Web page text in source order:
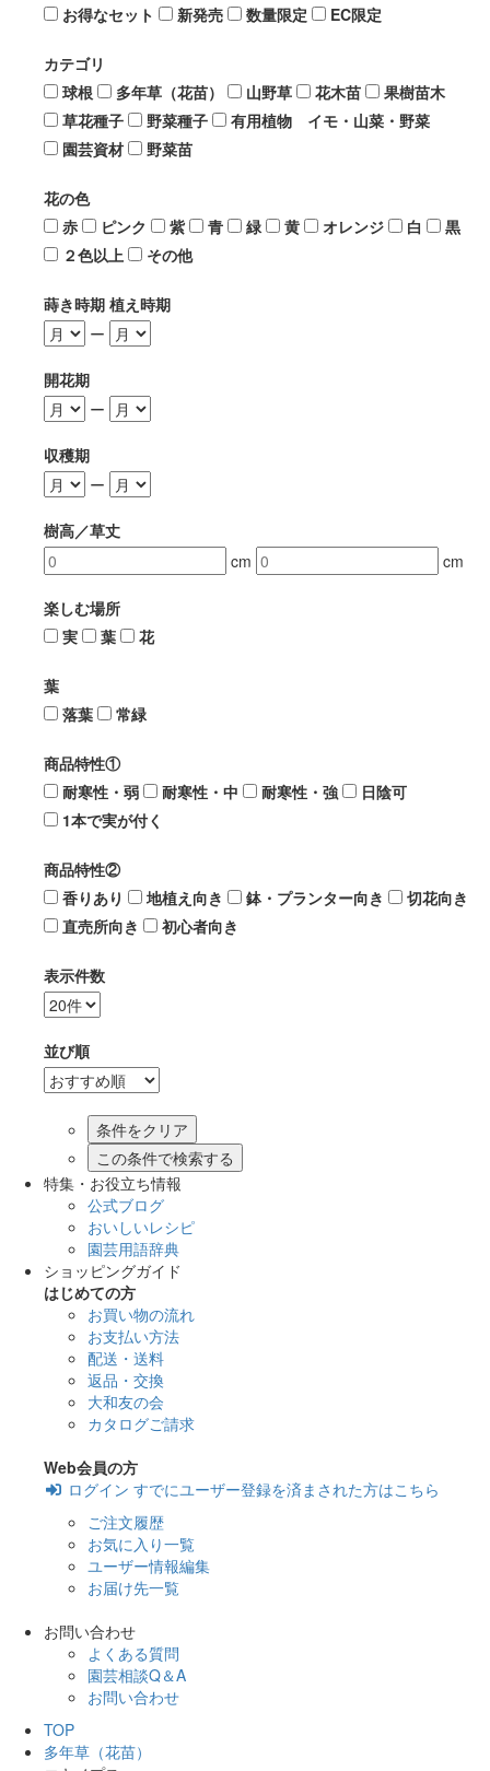
お得なセット
新発売 数量限定 EC限定
カテゴリ
球根
多年草（花苗） 山野草 花木苗
果樹苗木
草花種子
野菜種子
有用植物 イモ・山菜・野菜
園芸資材
野菜苗
花の色
赤
ピンク 紫 青 緑 黄 オレンジ 白
黒
２色以上
その他
蒔き時期 植え時期
ー
開花期
ー
収穫期
ー
樹高／草丈
cm
cm
楽しむ場所
実
葉 花
葉
落葉
常緑
商品特性①
耐寒性・弱
耐寒性・中 耐寒性・強
日陰可
1本で実が付く
商品特性②
香りあり
地植え向き 鉢・プランター向き
切花向き
直売所向き
初心者向き
表示件数
並び順
この条件で検索する
特集・お役立ち情報
公式ブログ
おいしいレシピ
園芸用語辞典
ショッピングガイド
はじめての方
お買い物の流れ
お支払い方法
配送・送料
返品・交換
大和友の会
カタログご請求
Web会員の方
ログイン すでにユーザー登録を済まされた方はこちら
ご注文履歴
お気に入り一覧
ユーザー情報編集
お届け先一覧
お問い合わせ
よくある質問
園芸相談Q＆A
お問い合わせ
TOP
多年草（花苗）